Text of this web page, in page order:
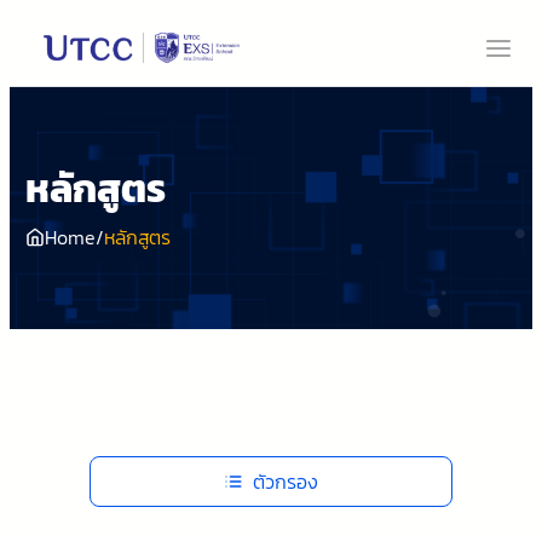
หลักสูตร
Home/หลักสูตร
ตัวกรอง